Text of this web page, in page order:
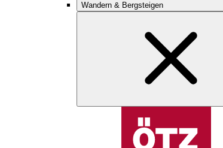
Wandern & Bergsteigen